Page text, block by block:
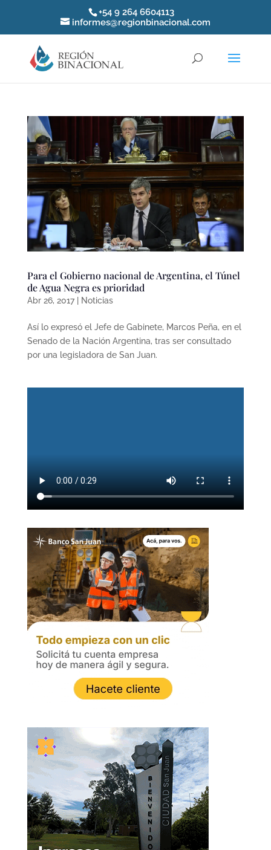
+54 9 264 6604113
informes@regionbinacional.com
Para el Gobierno nacional de Argentina, el Túnel
de Agua Negra es prioridad
Abr 26, 2017| Noticias
Así lo expresó el Jefe de Gabinete, Marcos Peña, en el
Senado de la Nación Argentina, tras ser consultado
por una legisladora de San Juan.